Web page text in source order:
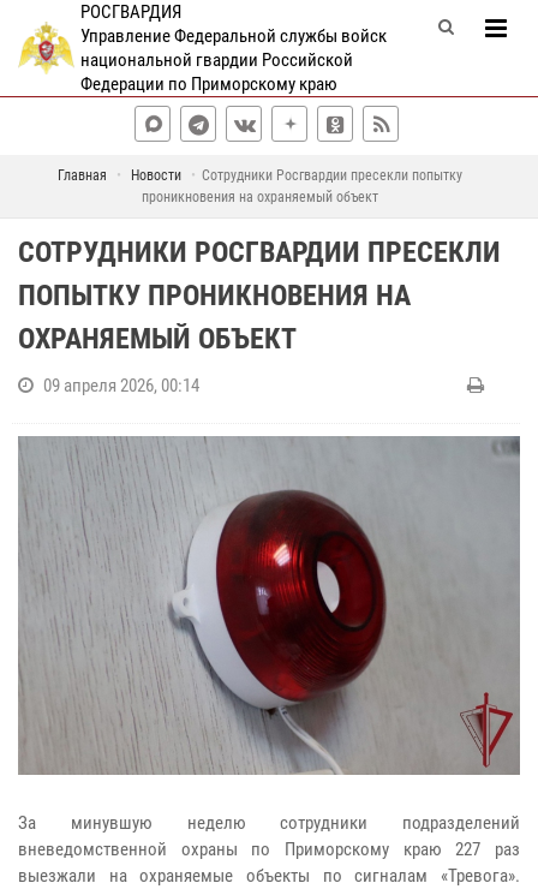
РОСГВАРДИЯ
Управление Федеральной службы войск
национальной гвардии Российской
Федерации по Приморскому краю
Главная Новости
Сотрудники Росгвардии пресекли попытку
проникновения на охраняемый объект
СОТРУДНИКИ РОСГВАРДИИ ПРЕСЕКЛИ
ПОПЫТКУ ПРОНИКНОВЕНИЯ НА
ОХРАНЯЕМЫЙ ОБЪЕКТ
09 апреля 2026, 00:14
За минувшую неделю сотрудники подразделений
вневедомственной охраны по Приморскому краю 227 раз
выезжали на охраняемые объекты по сигналам «Тревога».